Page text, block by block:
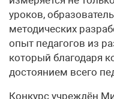
уроков,
методических
опыт педагогов из
который благодаря
достоянием всего
Конкурс учреждён